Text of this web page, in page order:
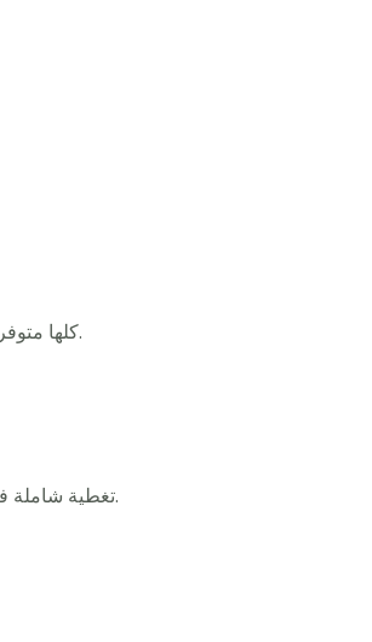
كلها متوفرة في التطبيق – بقيادة محترفين مدرّبين لخدمتك في كل لحظة.
تغطية شاملة في الرياض، جدة، الدمام، الخبر، مكة، المدينة، والعديد من المدن.